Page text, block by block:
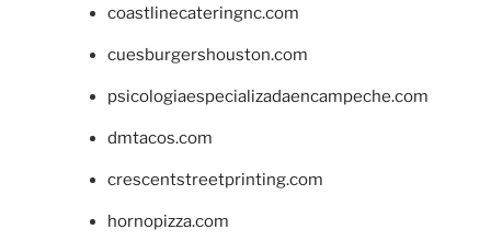
coastlinecateringnc.com
cuesburgershouston.com
psicologiaespecializadaencampeche.com
dmtacos.com
crescentstreetprinting.com
hornopizza.com